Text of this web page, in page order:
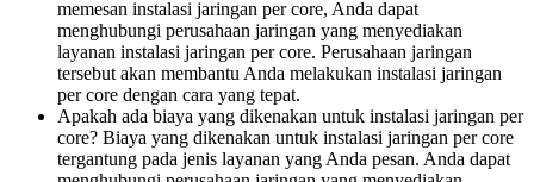
memesan instalasi jaringan per core, Anda dapat
menghubungi perusahaan jaringan yang menyediakan
layanan instalasi jaringan per core. Perusahaan jaringan
tersebut akan membantu Anda melakukan instalasi jaringan
per core dengan cara yang tepat.
Apakah ada biaya yang dikenakan untuk instalasi jaringan per
core? Biaya yang dikenakan untuk instalasi jaringan per core
tergantung pada jenis layanan yang Anda pesan. Anda dapat